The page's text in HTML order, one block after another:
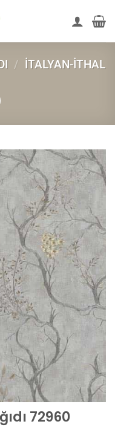
/ İTALYAN-İTHAL
72960